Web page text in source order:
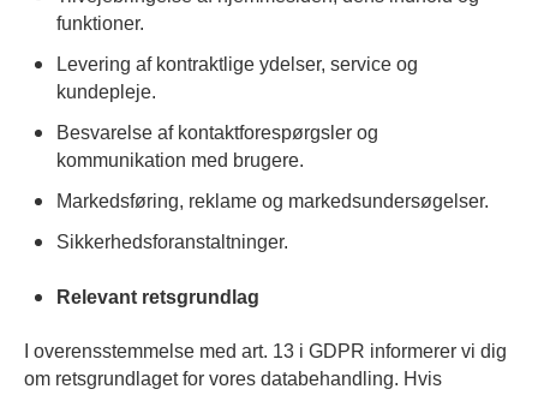
funktioner.
Levering af kontraktlige ydelser, service og
kundepleje.
Besvarelse af kontaktforespørgsler og
kommunikation med brugere.
Markedsføring, reklame og markedsundersøgelser.
Sikkerhedsforanstaltninger.
Relevant retsgrundlag
I overensstemmelse med art. 13 i GDPR informerer vi dig
om retsgrundlaget for vores databehandling. Hvis